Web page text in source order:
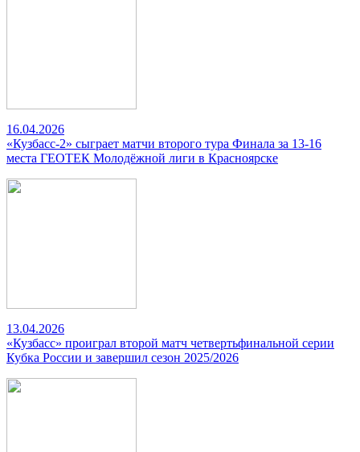
16.04.2026
«Кузбасс-2» сыграет матчи второго тура Финала за 13-16
места ГЕОТЕК Молодёжной лиги в Красноярске
13.04.2026
«Кузбасс» проиграл второй матч четвертьфинальной серии
Кубка России и завершил сезон 2025/2026